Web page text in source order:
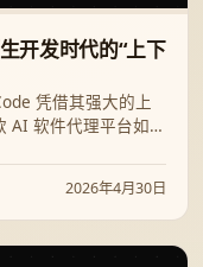
开发时代的“上下
凭借其强大的上
AI 软件代理平台如何
的生产力飞跃。
2026年4月30日